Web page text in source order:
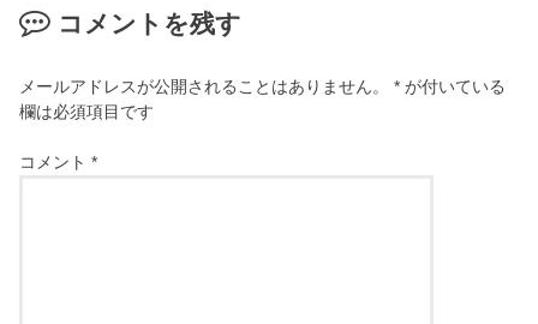
コメントを残す
メールアドレスが公開されることはありません。 * が付いている
欄は必須項目です
コメント*